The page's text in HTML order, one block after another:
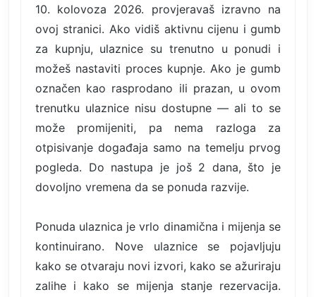
10. kolovoza 2026. provjeravaš izravno na
ovoj stranici. Ako vidiš aktivnu cijenu i gumb
za kupnju, ulaznice su trenutno u ponudi i
možeš nastaviti proces kupnje. Ako je gumb
označen kao rasprodano ili prazan, u ovom
trenutku ulaznice nisu dostupne — ali to se
može promijeniti, pa nema razloga za
otpisivanje događaja samo na temelju prvog
pogleda. Do nastupa je još 2 dana, što je
dovoljno vremena da se ponuda razvije.
Ponuda ulaznica je vrlo dinamična i mijenja se
kontinuirano. Nove ulaznice se pojavljuju
kako se otvaraju novi izvori, kako se ažuriraju
zalihe i kako se mijenja stanje rezervacija.